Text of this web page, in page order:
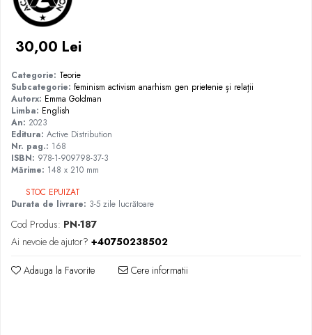
30,00 Lei
Categorie: Teorie
Subcategorie: feminism activism anarhism gen prietenie și relații
Autorx: Emma Goldman
Limba: English
An: 2023
Editura: Active Distribution
Nr. pag.: 168
ISBN: 978-1-909798-37-3
Mărime: 148 x 210 mm
STOC EPUIZAT
Durata de livrare: 3-5 zile lucrătoare
Cod Produs: PN-187
Ai nevoie de ajutor? +40750238502
Adauga la Favorite Cere informatii